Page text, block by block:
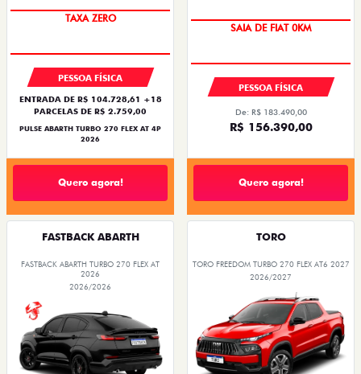
PESSOA FÍSICA
ENTRADA DE R$ 104.728,61 +18
PARCELAS DE R$ 2.759,00
PULSE ABARTH TURBO 270 FLEX AT 4P
2026
Quero agora!
PESSOA FÍSICA
De: R$ 183.490,00
R$ 156.390,00
Quero agora!
FASTBACK ABARTH
FASTBACK ABARTH TURBO 270 FLEX AT
2026
2026/2026
TORO
TORO FREEDOM TURBO 270 FLEX AT6 2027
2026/2027